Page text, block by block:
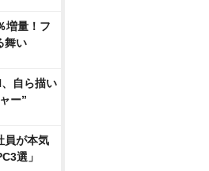
増量！フ
舞い
自ら描い
ー”
員が本気
選」